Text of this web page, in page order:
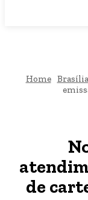
Home Brasília
de